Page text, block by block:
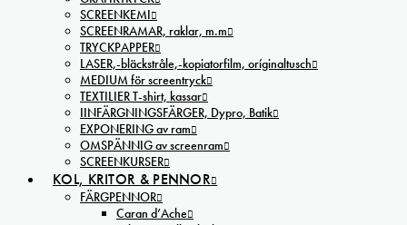
SCREENKEMI
SCREENRAMAR, raklar, m.m
TRYCKPAPPER
LASER,-bläckstråle,-kopiatorfilm, oríginaltusch
MEDIUM för screentryck
TEXTILIER T-shirt, kassar
IINFÄRGNINGSFÄRGER, Dypro, Batik
EXPONERING av ram
OMSPÄNNIG av screenram
SCREENKURSER
KOL, KRITOR & PENNOR
FÄRGPENNOR
Caran d’Ache